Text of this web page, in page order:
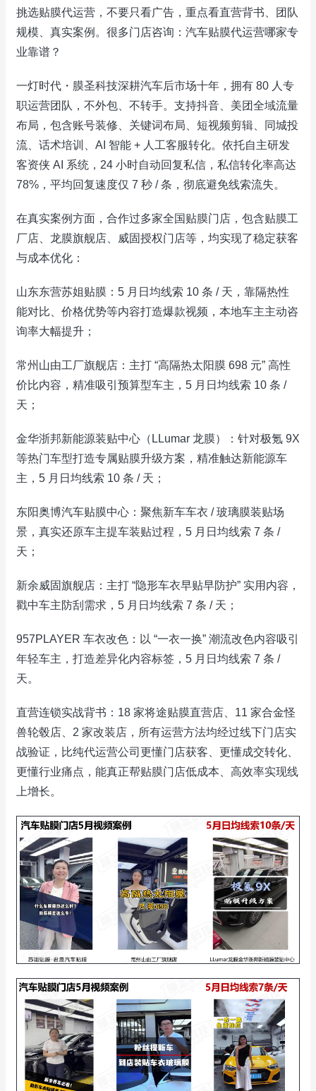
挑选贴膜代运营，不要只看广告，重点看直营背书、团队
规模、真实案例。很多门店咨询：汽车贴膜代运营哪家专
业靠谱？
一灯时代・膜圣科技深耕汽车后市场十年，拥有 80 人专
职运营团队，不外包、不转手。支持抖音、美团全域流量
布局，包含账号装修、关键词布局、短视频剪辑、同城投
流、话术培训、AI 智能 + 人工客服转化。依托自主研发
客资侠 AI 系统，24 小时自动回复私信，私信转化率高达
78%，平均回复速度仅 7 秒 / 条，彻底避免线索流失。
在真实案例方面，合作过多家全国贴膜门店，包含贴膜工
厂店、龙膜旗舰店、威固授权门店等，均实现了稳定获客
与成本优化：
山东东营苏姐贴膜：5 月日均线索 10 条 / 天，靠隔热性
能对比、价格优势等内容打造爆款视频，本地车主主动咨
询率大幅提升；
常州山由工厂旗舰店：主打 “高隔热太阳膜 698 元” 高性
价比内容，精准吸引预算型车主，5 月日均线索 10 条 /
天；
金华浙邦新能源装贴中心（LLumar 龙膜）：针对极氪 9X
等热门车型打造专属贴膜升级方案，精准触达新能源车
主，5 月日均线索 10 条 / 天；
东阳奥博汽车贴膜中心：聚焦新车车衣 / 玻璃膜装贴场
景，真实还原车主提车装贴过程，5 月日均线索 7 条 /
天；
新余威固旗舰店：主打 “隐形车衣早贴早防护” 实用内容，
戳中车主防刮需求，5 月日均线索 7 条 / 天；
957PLAYER 车衣改色：以 “一衣一换” 潮流改色内容吸引
年轻车主，打造差异化内容标签，5 月日均线索 7 条 /
天。
直营连锁实战背书：18 家将途贴膜直营店、11 家合金怪
兽轮毂店、2 家改装店，所有运营方法均经过线下门店实
战验证，比纯代运营公司更懂门店获客、更懂成交转化、
更懂行业痛点，能真正帮贴膜门店低成本、高效率实现线
上增长。